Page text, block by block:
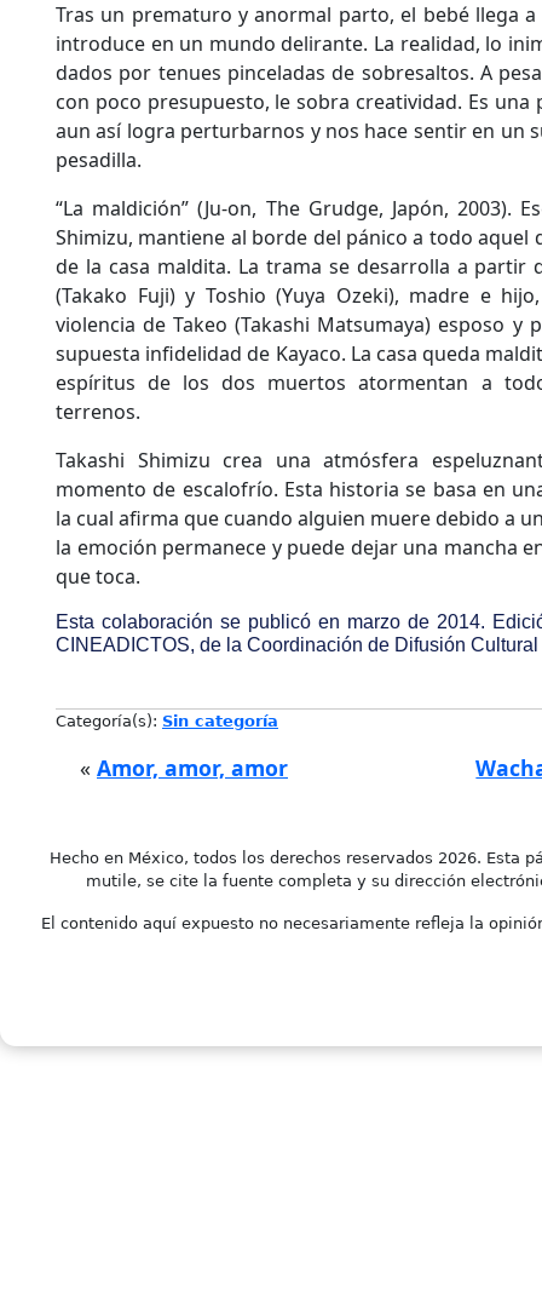
Tras un prematuro y anormal parto, el bebé llega
introduce en un mundo delirante. La realidad, lo
dados por tenues pinceladas de sobresaltos. A
con poco presupuesto, le sobra creatividad. Es
aun así logra perturbarnos y nos hace sentir en un
pesadilla.
“La maldición” (Ju-on, The Grudge, Japón, 2003).
Shimizu, mantiene al borde del pánico a todo aquel
de la casa maldita. La trama se desarrolla a partir
(Takako Fuji) y Toshio (Yuya Ozeki), madre e
violencia de Takeo (Takashi Matsumaya) esposo y
supuesta infidelidad de Kayaco. La casa queda
espíritus de los dos muertos atormentan a
terrenos.
Takashi Shimizu crea una atmósfera
momento de escalofrío. Esta historia se basa en
la cual afirma que cuando alguien muere debido a
la emoción permanece y puede dejar una mancha
que toca.
Esta colaboración se publicó en marzo de 2014.
CINEADICTOS, de la Coordinación de Difusión
Categoría(s): Sin categoría
« Amor, amor, amor
Hecho en México, todos los derechos reservados 2026. Esta
mutile, se cite la fuente completa y su dirección
El contenido aquí expuesto no necesariamente refleja la